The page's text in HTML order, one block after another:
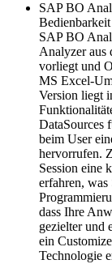
SAP BO
SAP BO
Analyzer aus
vorliegt und
MS Excel-
Version liegt
DataSources
beim User
hervorrufen.
Session eine
erfahren,
dass Ihre
gezielter und
ein
Technologie